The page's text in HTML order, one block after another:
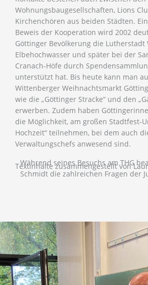
Wohnungsbaugesellschaften, Lions
Kirchenchören aus beiden Städten.
Beweis der Kooperation wird 2002
Göttinger Bevölkerung die
Elbehochwasser und später bei der
Cranach-Höfe durch
unterstützt hat. Bis heute kann man
Wittenberger Weihnachtsmarkt
wie die „Göttinger Stracke“ und den
erwerben. Zudem haben
die Möglichkeit, am großen Stadtfest-
Hochzeit“ teilnehmen, bei dem auch
Verwaltungschefs anwesend sind.
Textinhalte zusammengestellt von
Während seines Besuchs am THG
Schmidt die zahlreichen Fragen der